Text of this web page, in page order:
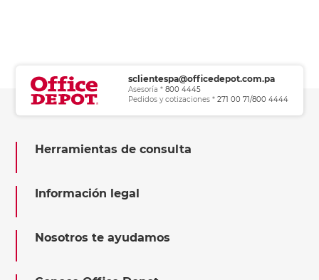
sclientespa@officedepot.com.pa
Asesoría * 800 4445
Pedidos y cotizaciones * 271 00 71/800 4444
Herramientas de consulta
Información legal
Nosotros te ayudamos